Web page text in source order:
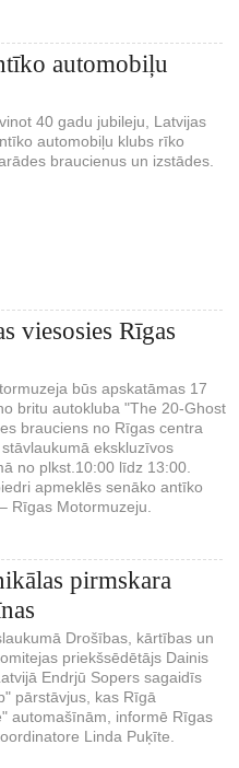
automobiļu
40 gadu jubileju, Latvijas
automobiļu klubs rīko
braucienus un izstādes.
viesosies Rīgas
būs apskatāmas 17
britu autokluba "The 20-Ghost
brauciens no Rīgas centra
ekskluzīvos
no plkst.10:00 līdz 13:00.
apmeklēs senāko antīko
Rīgas Motormuzeju.
pirmskara
Drošības, kārtības un
priekšsēdētājs Dainis
Endrjū Sopers sagaidīs
pārstāvjus, kas Rīgā
automašīnām, informē Rīgas
Linda Puķīte.